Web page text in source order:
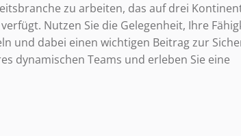
zu arbeiten, das auf drei
Nutzen Sie die Gelegenheit, Ihre
und dabei einen wichtigen Beitrag zur
dynamischen Teams und erleben Sie eine